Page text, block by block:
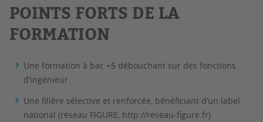
POINTS FORTS DE LA
FORMATION
Une formation à bac +5 débouchant sur des fonctions
d’ingénieur
Une filière sélective et renforcée, bénéficiant d’un label
national (réseau FIGURE, http://reseau-figure.fr)